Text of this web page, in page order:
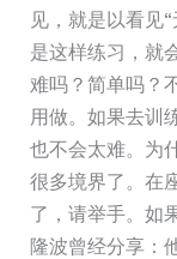
见，就是以看见
是这样练习，就
难吗？简单吗？
用做。如果去训
也不会太难。为
很多境界了。在
了，请举手。如
隆波曾经分享：